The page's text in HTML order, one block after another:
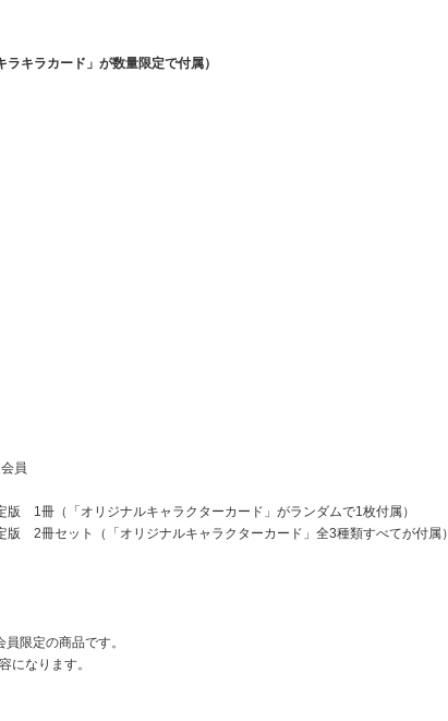
キラカード」が数量限定で付属）
員
1冊（「オリジナルキャラクターカード」がランダムで1枚付属）
版 2冊セット（「オリジナルキャラクターカード」全3種類すべてが付
限定の商品です。
になります。